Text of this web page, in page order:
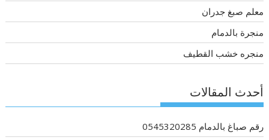
معلم صبغ جدران
منجرة بالدمام
منجره خشب القطيف
أحدث المقالات
رقم صباغ بالدمام 0545320285